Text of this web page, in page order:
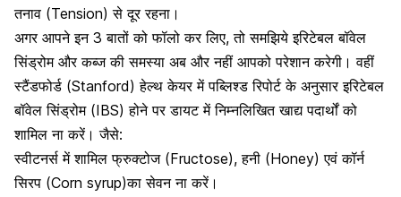
तनाव (Tension) से दूर रहना।
अगर आपने इन 3 बातों को फॉलो कर लिए, तो समझिये इरिटेबल बॉवेल
सिंड्रोम और कब्ज की समस्या अब और नहीं आपको परेशान करेगी। वहीं
स्टैंडफोर्ड (Stanford) हेल्थ केयर में पब्लिश्ड रिपोर्ट के अनुसार इरिटेबल
बॉवेल सिंड्रोम (IBS) होने पर डायट में निम्नलिखित खाद्य पदार्थों को
शामिल ना करें। जैसे:
स्वीटनर्स में शामिल फ्रुक्टोज (Fructose), हनी (Honey) एवं कॉर्न
सिरप (Corn syrup)का सेवन ना करें।